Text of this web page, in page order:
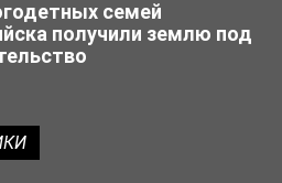
семей
получили землю под